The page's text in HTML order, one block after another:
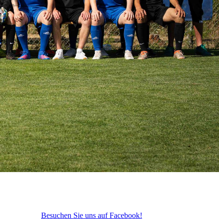
Besuchen Sie uns auf Facebook!